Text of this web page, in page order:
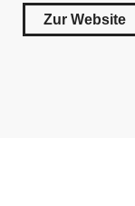
Zur Website